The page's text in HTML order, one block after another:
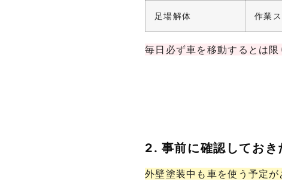
足場解体 作業
毎日必ず車を移動するとは
2. 事前に確認しておき
外壁塗装中も車を使う予定